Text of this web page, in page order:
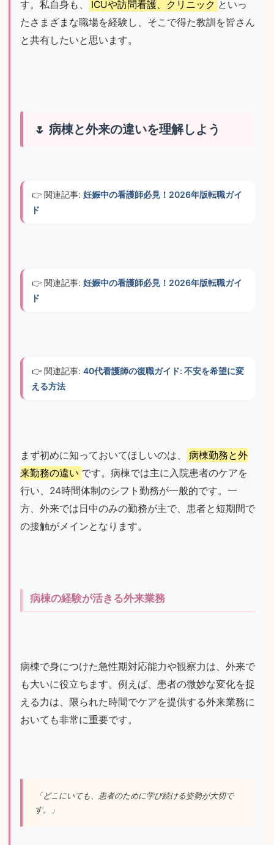
す。私自身も、
ICUや訪問看護、クリニック といっ
たさまざまな職場を経験し、そこで得た教訓を皆さん
と共有したいと思います。
病棟と外来の違いを理解しよう
👉 関連記事: 妊娠中の看護師必見！2026年版転職ガイ
ド
👉 関連記事: 妊娠中の看護師必見！2026年版転職ガイ
ド
👉 関連記事: 40代看護師の復職ガイド: 不安を希望に変
える方法
まず初めに知っておいてほしいのは、
病棟勤務と外
来勤務の違い です。病棟では主に入院患者のケアを
行い、24時間体制のシフト勤務が一般的です。一
方、外来では日中のみの勤務が主で、患者と短期間で
の接触がメインとなります。
病棟の経験が活きる外来業務
病棟で身につけた急性期対応能力や観察力は、外来で
も大いに役立ちます。例えば、患者の微妙な変化を捉
える力は、限られた時間でケアを提供する外来業務に
おいても非常に重要です。
「どこにいても、患者のために学び続ける姿勢が大切で
す。」